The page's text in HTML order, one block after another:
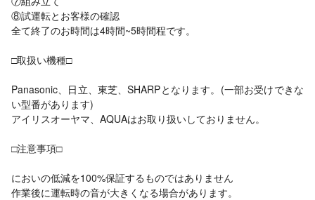
⑧試運転とお客様の確認
全て終了のお時間は4時間~5時間程です。
□取扱い機種□
Panasonic、日立、東芝、SHARPとなります。(一部お受けできな
い型番があります)
アイリスオーヤマ、AQUAはお取り扱いしておりません。
□注意事項□
においの低減を100%保証するものではありません
作業後に運転時の音が大きくなる場合があります。